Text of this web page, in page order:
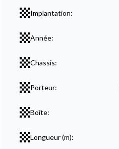
Implantation:
Année:
Chassis:
Porteur:
Boîte:
Longueur (m):